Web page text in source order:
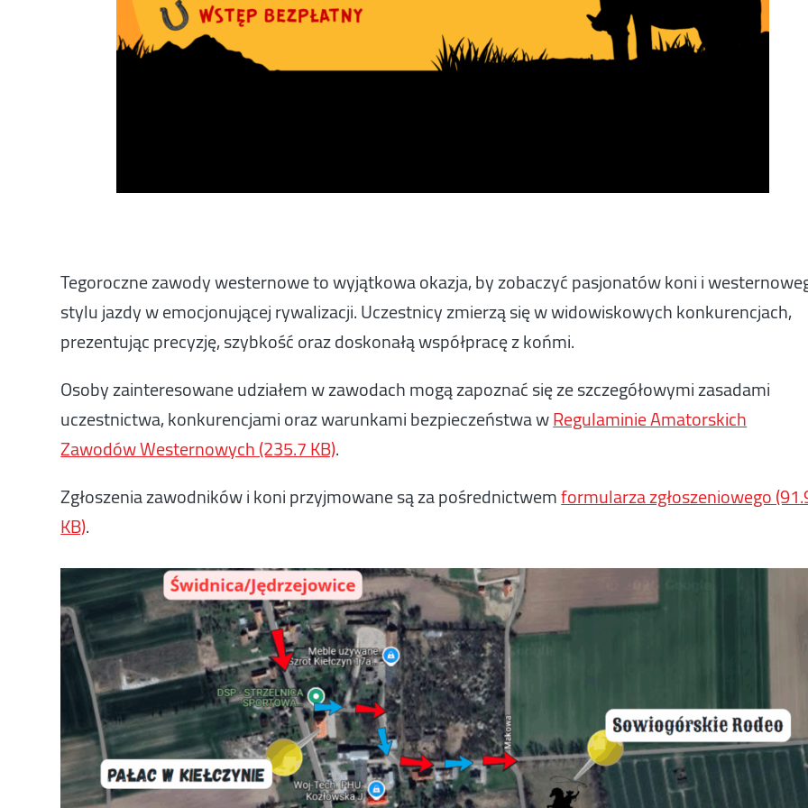
Tegoroczne zawody westernowe to wyjątkowa okazja, by zobaczyć pasjonatów koni i
stylu jazdy w emocjonującej rywalizacji. Uczestnicy zmierzą się w widowiskowych konkurencjach,
prezentując precyzję, szybkość oraz doskonałą współpracę z końmi.
Osoby zainteresowane udziałem w zawodach mogą zapoznać się ze szczegółowymi zasadami
uczestnictwa, konkurencjami oraz warunkami bezpieczeństwa wRegulaminie Amatorskich
Zawodów Westernowych (235.7 KB).
Zgłoszenia zawodników i koni przyjmowane są za pośrednictwemformularza zgłoszeniowego
KB).